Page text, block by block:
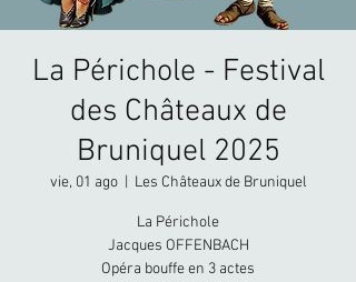
La Périchole - Festival
des Châteaux de
Bruniquel 2025
vie, 01 ago
  |
Les Châteaux de Bruniquel
La Périchole
Jacques OFFENBACH​
Opéra bouffe en 3 actes